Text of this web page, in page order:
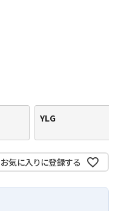
YLG
お気に入りに登録する